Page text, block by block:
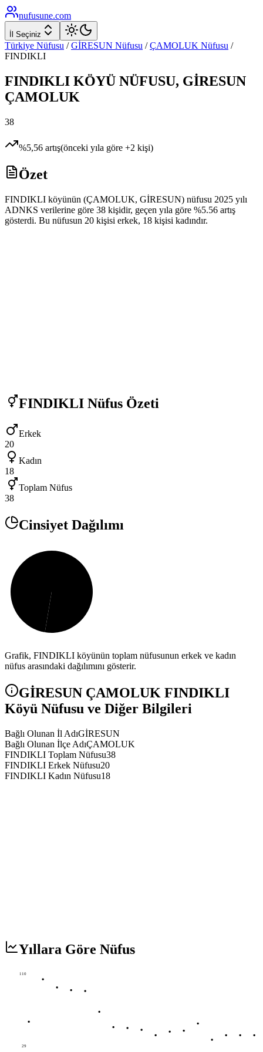
nufusune.com
İl Seçiniz
Türkiye Nüfusu / GİRESUN Nüfusu / ÇAMOLUK Nüfusu /
FINDIKLI
FINDIKLI KÖYÜ NÜFUSU, GİRESUN
ÇAMOLUK
38
%5,56 artış(önceki yıla göre +2 kişi)
Özet
FINDIKLI köyünün (ÇAMOLUK, GİRESUN) nüfusu 2025 yılı
ADNKS verilerine göre 38 kişidir, geçen yıla göre %5.56 artış
gösterdi. Bu nüfusun 20 kişisi erkek, 18 kişisi kadındır.
FINDIKLI Nüfus Özeti
Erkek
20
Kadın
18
Toplam Nüfus
38
Cinsiyet Dağılımı
Grafik, FINDIKLI köyünün toplam nüfusunun erkek ve kadın
nüfus arasındaki dağılımını gösterir.
GİRESUN ÇAMOLUK FINDIKLI
Köyü Nüfusu ve Diğer Bilgileri
Bağlı Olunan İl AdıGİRESUN
Bağlı Olunan İlçe AdıÇAMOLUK
FINDIKLI Toplam Nüfusu38
FINDIKLI Erkek Nüfusu20
FINDIKLI Kadın Nüfusu18
Yıllara Göre Nüfus
110
29